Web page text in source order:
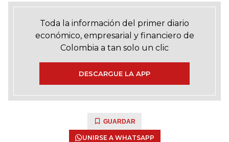
Toda la información del primer diario
económico, empresarial y financiero de
Colombia a tan solo un clic
DESCARGUE LA APP
GUARDAR
UNIRSE A WHATSAPP